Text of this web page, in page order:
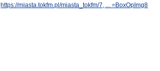
https://miasta.tokfm.pl/miasta_tokfm/7, ... =BoxOpImg8